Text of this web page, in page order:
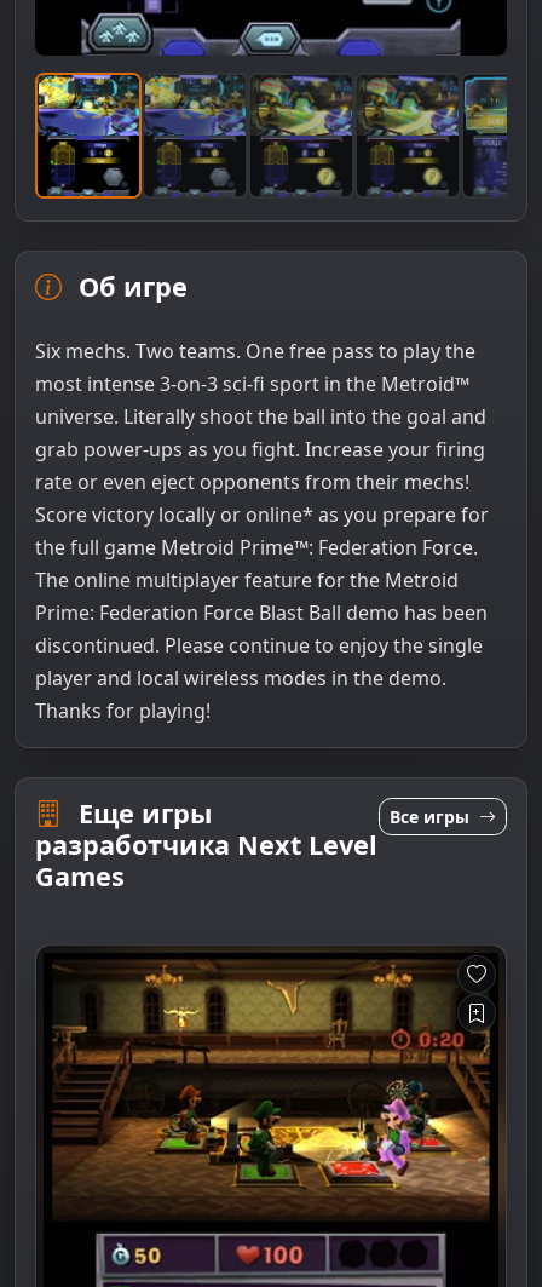
Об игре
Six mechs. Two teams. One free pass to play the
most intense 3-on-3 sci-fi sport in the Metroid™
universe. Literally shoot the ball into the goal and
grab power-ups as you fight. Increase your firing
rate or even eject opponents from their mechs!
Score victory locally or online* as you prepare for
the full game Metroid Prime™: Federation Force.
The online multiplayer feature for the Metroid
Prime: Federation Force Blast Ball demo has been
discontinued. Please continue to enjoy the single
player and local wireless modes in the demo.
Thanks for playing!
Еще игры
разработчика Next Level
Games
Все игры